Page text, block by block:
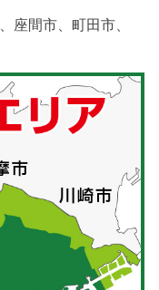
座間市、町田市、